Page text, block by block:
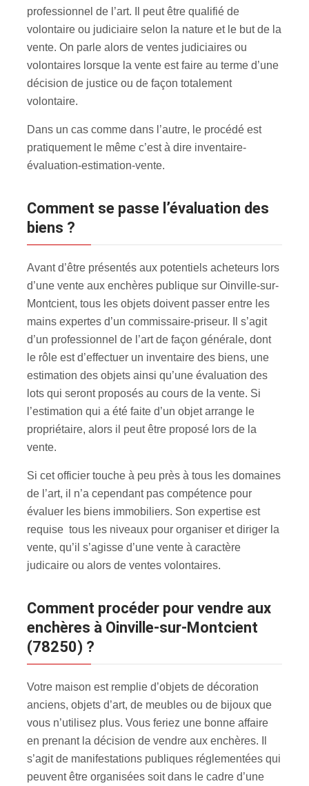
professionnel de l’art. Il peut être qualifié de
volontaire ou judiciaire selon la nature et le but de la
vente. On parle alors de ventes judiciaires ou
volontaires lorsque la vente est faire au terme d’une
décision de justice ou de façon totalement
volontaire.
Dans un cas comme dans l’autre, le procédé est
pratiquement le même c’est à dire inventaire-
évaluation-estimation-vente.
Comment se passe l’évaluation des
biens ?
Avant d’être présentés aux potentiels acheteurs lors
d’une vente aux enchères publique sur Oinville-sur-
Montcient, tous les objets doivent passer entre les
mains expertes d’un commissaire-priseur. Il s’agit
d’un professionnel de l’art de façon générale, dont
le rôle est d’effectuer un inventaire des biens, une
estimation des objets ainsi qu’une évaluation des
lots qui seront proposés au cours de la vente. Si
l’estimation qui a été faite d’un objet arrange le
propriétaire, alors il peut être proposé lors de la
vente.
Si cet officier touche à peu près à tous les domaines
de l’art, il n’a cependant pas compétence pour
évaluer les biens immobiliers. Son expertise est
requise tous les niveaux pour organiser et diriger la
vente, qu’il s’agisse d’une vente à caractère
judicaire ou alors de ventes volontaires.
Comment procéder pour vendre aux
enchères à Oinville-sur-Montcient
(78250) ?
Votre maison est remplie d’objets de décoration
anciens, objets d’art, de meubles ou de bijoux que
vous n’utilisez plus. Vous feriez une bonne affaire
en prenant la décision de vendre aux enchères. Il
s’agit de manifestations publiques réglementées qui
peuvent être organisées soit dans le cadre d’une